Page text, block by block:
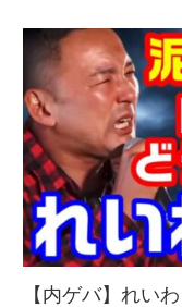
【内ゲバ】れい